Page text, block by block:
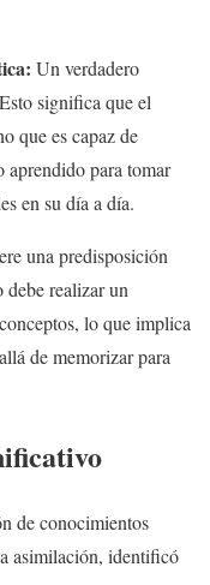
Un verdadero
significa que el
que es capaz de
aprendido para tomar
en su día a día.
una predisposición
realizar un
lo que implica
de memorizar para
de conocimientos
asimilación, identificó